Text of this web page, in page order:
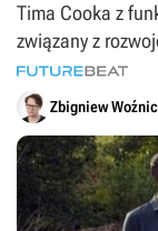
Tima Cooka z
związany z
Zbigniew